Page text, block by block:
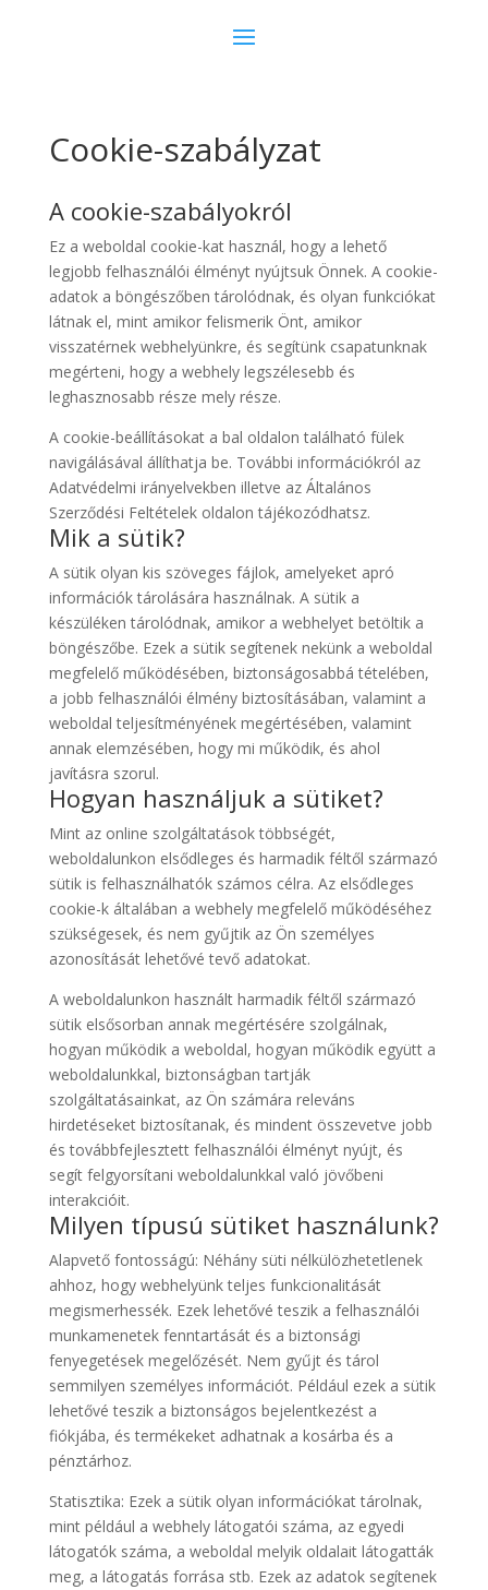
Cookie-szabályzat
A cookie-szabályokról
Ez a weboldal cookie-kat használ, hogy a lehető
legjobb felhasználói élményt nyújtsuk Önnek. A cookie-
adatok a böngészőben tárolódnak, és olyan funkciókat
látnak el, mint amikor felismerik Önt, amikor
visszatérnek webhelyünkre, és segítünk csapatunknak
megérteni, hogy a webhely legszélesebb és
leghasznosabb része mely része.
A cookie-beállításokat a bal oldalon található fülek
navigálásával állíthatja be. További információkról az
Adatvédelmi irányelvekben illetve az Általános
Szerződési Feltételek oldalon tájékozódhatsz.
Mik a sütik?
A sütik olyan kis szöveges fájlok, amelyeket apró
információk tárolására használnak. A sütik a
készüléken tárolódnak, amikor a webhelyet betöltik a
böngészőbe. Ezek a sütik segítenek nekünk a weboldal
megfelelő működésében, biztonságosabbá tételében,
a jobb felhasználói élmény biztosításában, valamint a
weboldal teljesítményének megértésében, valamint
annak elemzésében, hogy mi működik, és ahol
javításra szorul.
Hogyan használjuk a sütiket?
Mint az online szolgáltatások többségét,
weboldalunkon elsődleges és harmadik féltől származó
sütik is felhasználhatók számos célra. Az elsődleges
cookie-k általában a webhely megfelelő működéséhez
szükségesek, és nem gyűjtik az Ön személyes
azonosítását lehetővé tevő adatokat.
A weboldalunkon használt harmadik féltől származó
sütik elsősorban annak megértésére szolgálnak,
hogyan működik a weboldal, hogyan működik együtt a
weboldalunkkal, biztonságban tartják
szolgáltatásainkat, az Ön számára releváns
hirdetéseket biztosítanak, és mindent összevetve jobb
és továbbfejlesztett felhasználói élményt nyújt, és
segít felgyorsítani weboldalunkkal való jövőbeni
interakcióit.
Milyen típusú sütiket használunk?
Alapvető fontosságú: Néhány süti nélkülözhetetlenek
ahhoz, hogy webhelyünk teljes funkcionalitását
megismerhessék. Ezek lehetővé teszik a felhasználói
munkamenetek fenntartását és a biztonsági
fenyegetések megelőzését. Nem gyűjt és tárol
semmilyen személyes információt. Például ezek a sütik
lehetővé teszik a biztonságos bejelentkezést a
fiókjába, és termékeket adhatnak a kosárba és a
pénztárhoz.
Statisztika: Ezek a sütik olyan információkat tárolnak,
mint például a webhely látogatói száma, az egyedi
látogatók száma, a weboldal melyik oldalait látogatták
meg, a látogatás forrása stb. Ezek az adatok segítenek